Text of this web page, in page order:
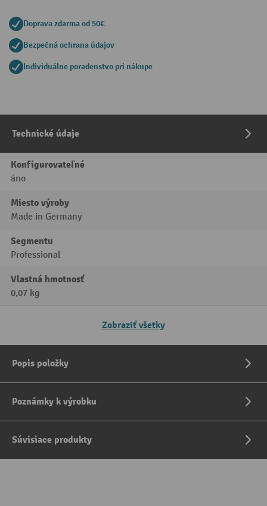
Doprava zdarma od 50€
Bezpečná ochrana údajov
Individuálne poradenstvo pri nákupe
Technické údaje
Konfigurovateľné
áno
Miesto výroby
Made in Germany
Segmentu
Professional
Vlastná hmotnosť
0,07 kg
Zobraziť všetky
Popis položky
Poznámky k výrobku
Súvisiace produkty